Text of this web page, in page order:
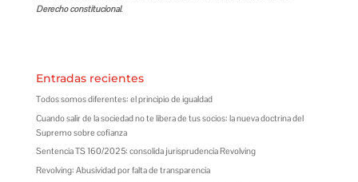
Derecho constitucional.
Entradas recientes
Todos somos diferentes: el principio de igualdad
Cuando salir de la sociedad no te libera de tus socios: la nueva doctrina del
Supremo sobre cofianza
Sentencia TS 160/2025: consolida jurisprudencia Revolving
Revolving: Abusividad por falta de transparencia